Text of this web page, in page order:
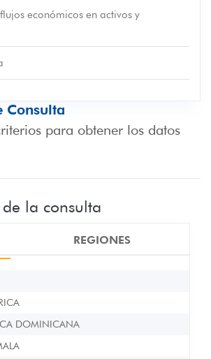
económicos en activos y
Consulta
para obtener los datos
la consulta
REGIONES
DOMINICANA